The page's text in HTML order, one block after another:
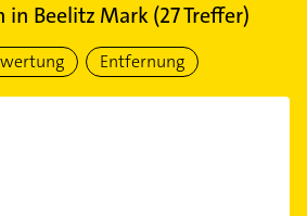
in Beelitz Mark(27Treffer)
Entfernung